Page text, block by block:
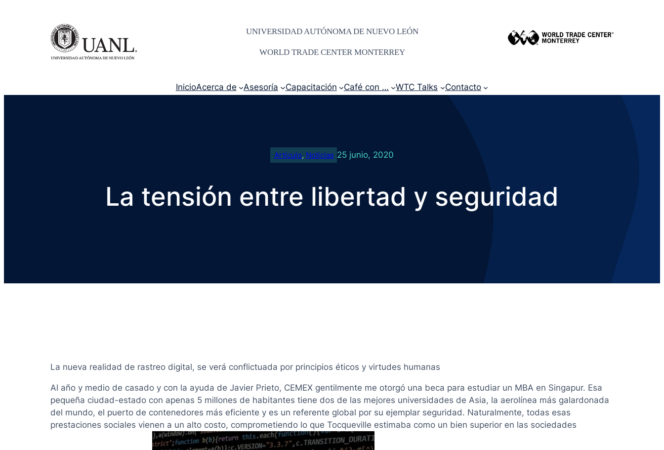
UNIVERSIDAD AUTÓNOMA DE NUEVO LEÓN
WORLD TRADE CENTER MONTERREY
InicioAcerca de Asesoría Capacitación Café con … WTC Talks Contacto
Artículo, Noticias 25 junio, 2020
La tensión entre libertad y seguridad
La nueva realidad de rastreo digital, se verá conflictuada por principios éticos y virtudes humanas
Al año y medio de casado y con la ayuda de Javier Prieto, CEMEX gentilmente me otorgó una beca para estudiar un MBA en Singapur. Esa
pequeña ciudad-estado con apenas 5 millones de habitantes tiene dos de las mejores universidades de Asia, la aerolínea más galardonada
del mundo, el puerto de contenedores más eficiente y es un referente global por su ejemplar seguridad. Naturalmente, todas esas
prestaciones sociales vienen a un alto costo, comprometiendo lo que Tocqueville estimaba como un bien superior en las sociedades